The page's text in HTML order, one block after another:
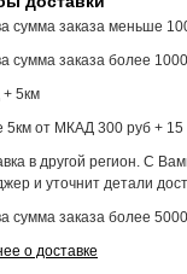
сумма заказа меньше
сумма заказа более
5км
5км от МКАД 300 руб + 15
в другой регион. С
и уточнит детали
сумма заказа более
о доставке